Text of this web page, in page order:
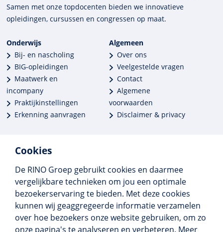
Cookies
De RINO Groep gebruikt cookies en daarmee
vergelijkbare technieken om jou een optimale
bezoekerservaring te bieden. Met deze cookies
kunnen wij geaggregeerde informatie verzamelen
over hoe bezoekers onze website gebruiken, om zo
onze pagina's te analyseren en verbeteren. Meer
Samen met onze top­docenten bieden we innova­tieve
opleidingen, cursussen en congres­sen op maat.
Onderwijs
Bij- en nascholing
BIG-opleidingen
Maatwerk en
incompany
Praktijkinstellingen
Erkenning aanvragen
Algemeen
Over ons
Veelgestelde vragen
Contact
Algemene
voorwaarden
Disclaimer & privacy
Meer dan 250 opleidingen
Alle BIG-opleidingen in huis
Cedeo-erkend en CRKBO-geregistreerd
Gemiddelde beoordeling 8,4